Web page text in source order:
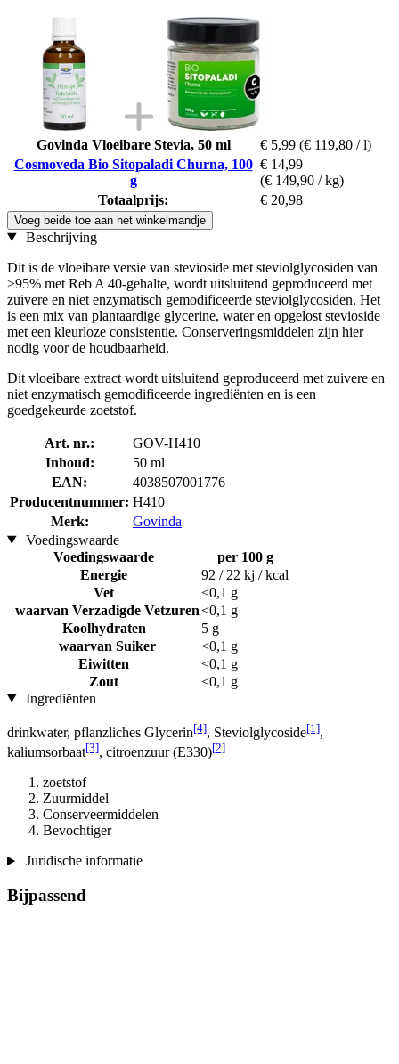
Govinda Vloeibare Stevia, 50 ml € 5,99 (€ 119,80 / l)
Cosmoveda Bio Sitopaladi Churna, 100
g
€ 14,99
(€ 149,90 / kg)
Totaalprijs:
€ 20,98
Voeg beide toe aan het winkelmandje
Beschrijving
Dit is de vloeibare versie van stevioside met steviolglycosiden van
>95% met Reb A 40-gehalte, wordt uitsluitend geproduceerd met
zuivere en niet enzymatisch gemodificeerde steviolglycosiden. Het
is een mix van plantaardige glycerine, water en opgelost stevioside
met een kleurloze consistentie. Conserveringsmiddelen zijn hier
nodig voor de houdbaarheid.
Dit vloeibare extract wordt uitsluitend geproduceerd met zuivere en
niet enzymatisch gemodificeerde ingrediënten en is een
goedgekeurde zoetstof.
Art. nr.:
GOV-H410
Inhoud:
50 ml
EAN:
4038507001776
Producentnummer: H410
Merk:
Govinda
Voedingswaarde
Voedingswaarde
per 100 g
Energie
92 / 22 kj / kcal
Vet
<0,1 g
waarvan Verzadigde Vetzuren<0,1 g
Koolhydraten
5 g
waarvan Suiker
<0,1 g
Eiwitten
<0,1 g
Zout
<0,1 g
Ingrediënten
drinkwater, pflanzliches Glycerin[4], Steviolglycoside[1],
kaliumsorbaat[3], citroenzuur (E330)[2]
zoetstof
Zuurmiddel
Conserveermiddelen
Bevochtiger
Juridische informatie
Bijpassend